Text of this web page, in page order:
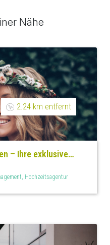
Nähe
2.24 km entfernt
– Ihre exklusive
Hochzeitsagentur